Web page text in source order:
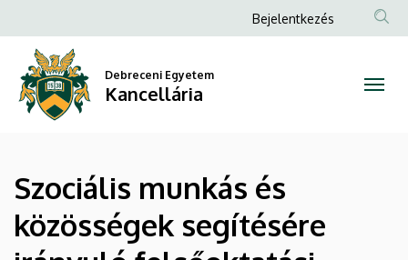
munkás
és
közösségek
segítésére
irányuló
felsőoktatási
a
tartalomra
Anonim
Bejelentkezés
Debreceni Egyetem
Kancellária
Szociális munkás és
közösségek segítésére